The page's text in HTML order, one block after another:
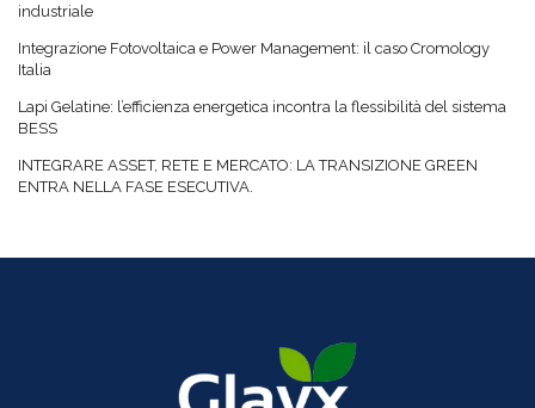
industriale
Integrazione Fotovoltaica e Power Management: il caso Cromology
Italia
Lapi Gelatine: l’efficienza energetica incontra la flessibilità del sistema
BESS
INTEGRARE ASSET, RETE E MERCATO: LA TRANSIZIONE GREEN
ENTRA NELLA FASE ESECUTIVA.